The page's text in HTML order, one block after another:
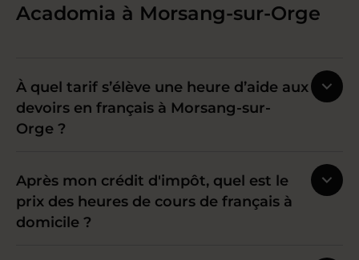
Acadomia à Morsang-sur-Orge
À quel tarif s’élève une heure d’aide aux
devoirs en français à Morsang-sur-
Orge ?
Après mon crédit d'impôt, quel est le
prix des heures de cours de français à
domicile ?